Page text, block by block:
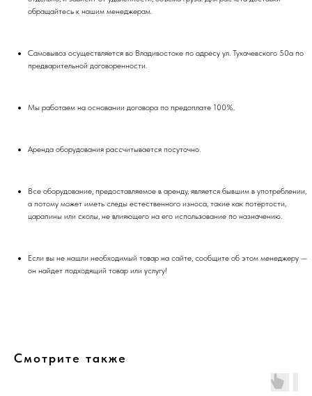
обращайтесь к нашим менеджерам.
Самовывоз осуществляется во Владивостоке по адресу ул. Тухачевского 50а по
предварительной договоренности.
Мы работаем на основании договора по предоплате 100%.
Аренда оборудования рассчитывается посуточно.
Все оборудование, предоставляемое в аренду, является бывшим в употреблении,
а потому может иметь следы естественного износа, такие как потёртости,
царапины или сколы, не влияющего на его использование по назначению.
Если вы не нашли необходимый товар на сайте, сообщите об этом менеджеру —
он найдет подходящий товар или услугу!
Смотрите также